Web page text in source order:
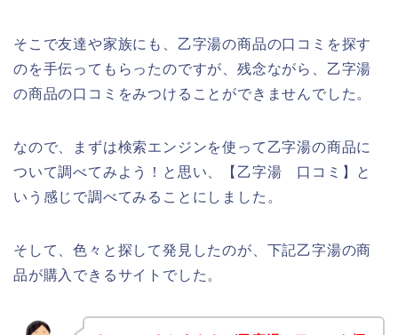
そこで友達や家族にも、乙字湯の商品の口コミを探す
のを手伝ってもらったのですが、残念ながら、乙字湯
の商品の口コミをみつけることができませんでした。
なので、まずは検索エンジンを使って乙字湯の商品に
ついて調べてみよう！と思い、【乙字湯 口コミ】と
いう感じで調べてみることにしました。
そして、色々と探して発見したのが、下記乙字湯の商
品が購入できるサイトでした。